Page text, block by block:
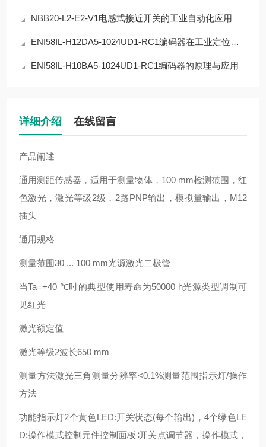
NBB20-L2-E2-V1电感式接近开关的工业自动化应用
ENI58IL-H12DA5-1024UD1-RC1编码器在工业定位中的应用
ENI58IL-H10BA5-1024UD1-RC1编码器的原理与应用
详细介绍 在线留言
产品阐述
通用测距传感器，适用于测量物体，100 mm检测范围，红
色激光，激光等级2级，2路PNP输出，模拟量输出，M12
插头
通用规格
测量范围30 ... 100 mm光源激光二极管
当Ta=+40 ℃时的典型使用寿命为50000 h光源类型调制可
见红光
激光额定值
激光等级2波长650 mm
测量方法激光三角测量分辨率<0.1%测量范围指示灯/操作
方法
功能指示灯2个黄色LED:开关状态(每个输出)，4个绿色LE
D:操作模式控制元件控制面板∶开关点调节器，操作模式，